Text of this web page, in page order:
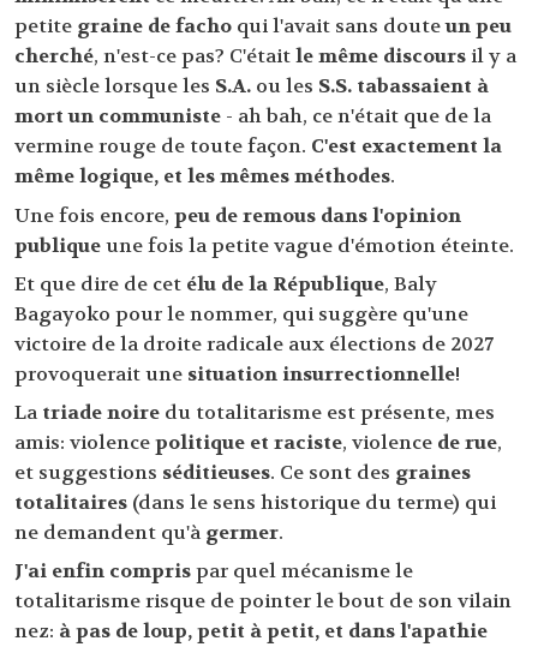
petite graine de facho qui l'avait sans douteun peu
cherché, n'est-ce pas? C'étaitle même discoursil y a
un siècle lorsque les S.A. ou les S.S. tabassaient à
mort un communiste - ah bah, ce n'était que de la
vermine rouge de toute façon. C'est exactement la
même logique, et les mêmes méthodes.
Une fois encore, peu de remous dans l'opinion
publiqueune fois la petite vague d'émotion éteinte.
Et que dire de cet élu de la République, Baly
Bagayoko pour le nommer, qui suggère qu'une
victoire de la droite radicale aux élections de 2027
provoquerait une situation insurrectionnelle!
La triade noire du totalitarisme est présente, mes
amis: violencepolitique et raciste, violence de rue,
et suggestions séditieuses. Ce sont des graines
totalitaires (dans le sens historique du terme) qui
ne demandent qu'à germer.
J'ai enfin comprispar quel mécanisme le
totalitarisme risque de pointer le bout de son vilain
nez: à pas de loup, petit à petit, et dans l'apathie